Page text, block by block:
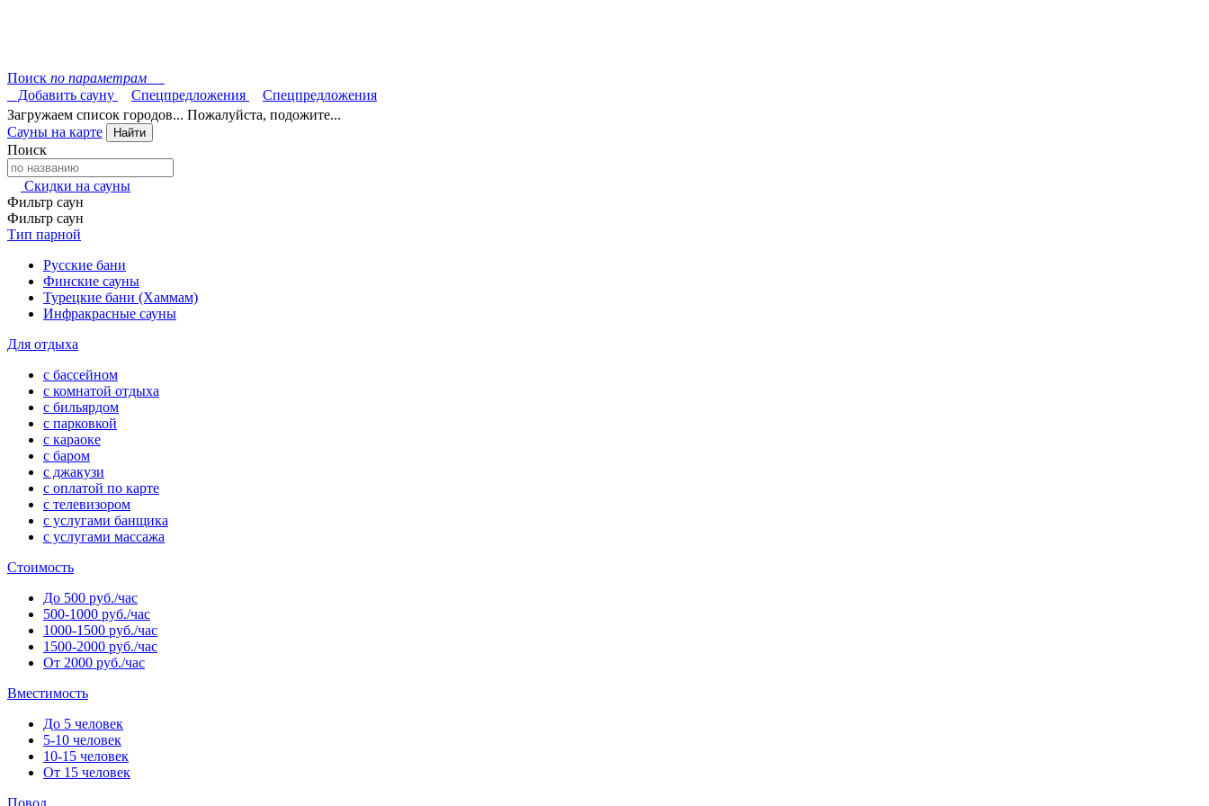
Поиск по параметрам
Добавить сауну
Спецпредложения
Спецпредложения
Загружаем список городов... Пожалуйста, подожите...
Сауны на карте
Найти
Поиск
Скидки на сауны
Фильтр саун
Фильтр саун
Тип парной
Русские бани
Финские сауны
Турецкие бани (Хаммам)
Инфракрасные сауны
Для отдыха
с бассейном
с комнатой отдыха
с бильярдом
с парковкой
с караоке
с баром
с джакузи
с оплатой по карте
с телевизором
с услугами банщика
с услугами массажа
Стоимость
До 500 руб./час
500-1000 руб./час
1000-1500 руб./час
1500-2000 руб./час
От 2000 руб./час
Вместимость
До 5 человек
5-10 человек
10-15 человек
От 15 человек
Повод